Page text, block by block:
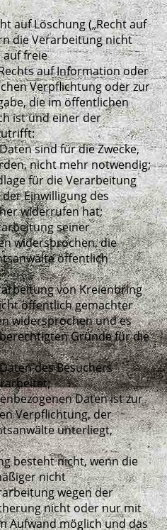
auf Löschung („Recht auf
die Verarbeitung nicht
auf freie
auf Information oder
Verpflichtung oder zur
die im öffentlichen
ist und einer der
sind für die Zwecke,
nicht mehr notwendig;
für die Verarbeitung
Einwilligung des
widerrufen hat;
seiner
widersprochen, die
öffentlich
von Kreienbring
öffentlich gemachter
widersprochen und es
Gründe für die
des Besuchers
Daten ist zur
Verpflichtung, der
unterliegt,
besteht nicht, wenn die
nicht
wegen der
nicht oder nur mit
Aufwand möglich und das